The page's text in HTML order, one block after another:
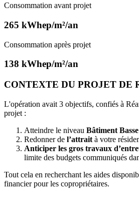
Consommation avant projet
265 kWhep/m²/an
Consommation après projet
138 kWhep/m²/an
CONTEXTE DU PROJET DE
L'opération avait 3 objectifs, confiés à
projet :
Atteindre le niveau Bâtiment
Redonner de l’attrait à votre
Anticiper les gros travaux
limite des budgets communiqués
Tout cela en recherchant les aides
financier pour les copropriétaires.